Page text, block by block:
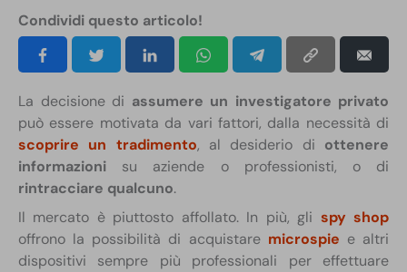
Condividi questo articolo!
La decisione di assumere un investigatore privato
può essere motivata da vari fattori, dalla necessità di
scoprire un tradimento, al desiderio di ottenere
informazioni su aziende o professionisti, o di
rintracciare qualcuno.
Il mercato è piuttosto affollato. In più, gli spy shop
offrono la possibilità di acquistare microspie e altri
dispositivi sempre più professionali per effettuare